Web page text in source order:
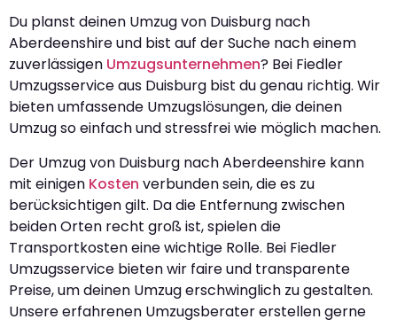
Du planst deinen Umzug von Duisburg nach
Aberdeenshire und bist auf der Suche nach einem
zuverlässigen Umzugsunternehmen? Bei Fiedler
Umzugsservice aus Duisburg bist du genau richtig. Wir
bieten umfassende Umzugslösungen, die deinen
Umzug so einfach und stressfrei wie möglich machen.
Der Umzug von Duisburg nach Aberdeenshire kann
mit einigen Kosten verbunden sein, die es zu
berücksichtigen gilt. Da die Entfernung zwischen
beiden Orten recht groß ist, spielen die
Transportkosten eine wichtige Rolle. Bei Fiedler
Umzugsservice bieten wir faire und transparente
Preise, um deinen Umzug erschwinglich zu gestalten.
Unsere erfahrenen Umzugsberater erstellen gerne